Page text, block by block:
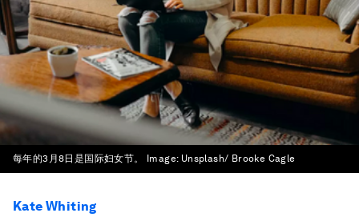
每年的3月8日是国际妇女节。 Image: Unsplash/ Brooke Cagle
Kate Whiting